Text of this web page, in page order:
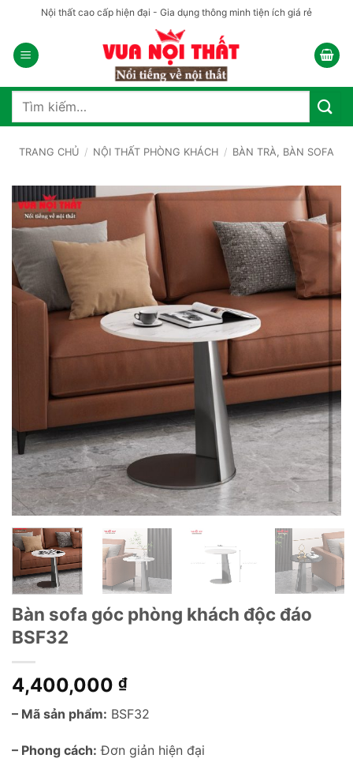
nội
dung
Nội thất cao cấp hiện đại - Gia dụng thông minh tiện ích giá rẻ
Tìm
TRANG CHỦ / NỘI THẤT PHÒNG KHÁCH / BÀN TRÀ, BÀN SOFA
Bàn sofa góc phòng khách độc đáo
BSF32
4,400,000 ₫
– Mã sản phẩm: BSF32
– Phong cách: Đơn giản hiện đại